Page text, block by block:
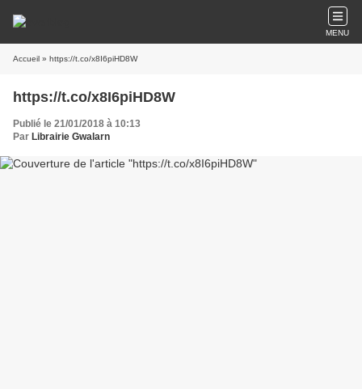
MENU
Accueil » https://t.co/x8I6piHD8W
https://t.co/x8I6piHD8W
Publié le 21/01/2018 à 10:13
Par Librairie Gwalarn